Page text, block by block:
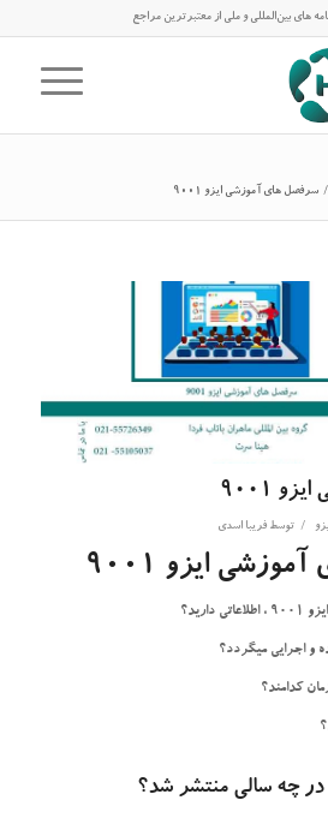
های بین‌المللی و ملی از معتبرترین مراجع
/ سرفصل های آموزشی ایزو 9001
9001
/ توسط فریبا اسدی
ایزو